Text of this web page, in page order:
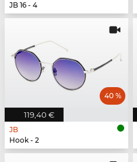
JB 16 - 4
119,40 €
40 %
JB
Hook - 2